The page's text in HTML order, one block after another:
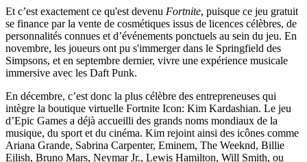
Et c’est exactement ce qu'est devenu Fortnite, puisque ce jeu gratuit
se finance par la vente de cosmétiques issus de licences célèbres, de
personnalités connues et d’événements ponctuels au sein du jeu. En
novembre, les joueurs ont pu s'immerger dans le Springfield des
Simpsons, et en septembre dernier, vivre une expérience musicale
immersive avec les Daft Punk.
En décembre, c’est donc la plus célèbre des entrepreneuses qui
intègre la boutique virtuelle Fortnite Icon: Kim Kardashian. Le jeu
d’Epic Games a déjà accueilli des grands noms mondiaux de la
musique, du sport et du cinéma. Kim rejoint ainsi des icônes comme
Ariana Grande, Sabrina Carpenter, Eminem, The Weeknd, Billie
Eilish, Bruno Mars, Neymar Jr., Lewis Hamilton, Will Smith, ou